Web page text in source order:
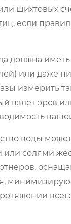
шихтовых
если
должна иметь
или даже
измерить
взлет эрсв
воды
солями